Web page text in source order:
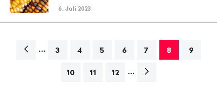
6. Juli 2023
Navigation
… 3 4 5 6 7 8 9
10 11 12 …
Nächste